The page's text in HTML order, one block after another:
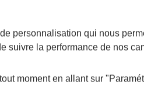
personnalisation qui nous
suivre la performance de nos
moment en allant sur